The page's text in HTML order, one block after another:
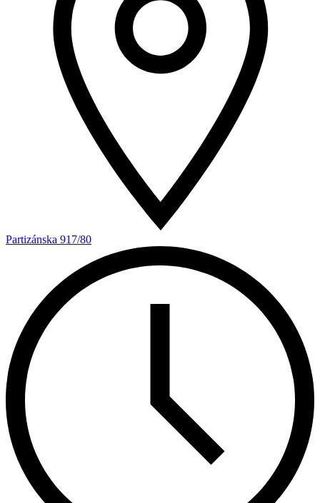
Partizánska 917/80